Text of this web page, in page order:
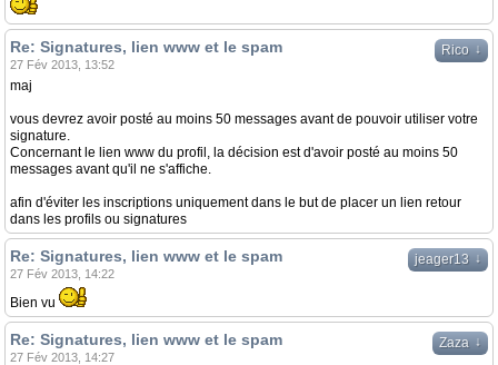
Rico ↓
Re: Signatures, lien www et le spam
27 Fév 2013, 13:52
maj
vous devrez avoir posté au moins 50 messages avant de pouvoir utiliser votre
signature.
Concernant le lien www du profil, la décision est d'avoir posté au moins 50
messages avant qu'il ne s'affiche.
afin d'éviter les inscriptions uniquement dans le but de placer un lien retour
dans les profils ou signatures
jeager13 ↓
Re: Signatures, lien www et le spam
27 Fév 2013, 14:22
Bien vu
Zaza ↓
Re: Signatures, lien www et le spam
27 Fév 2013, 14:27